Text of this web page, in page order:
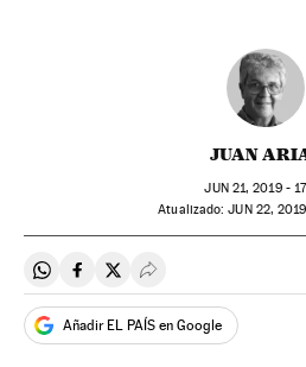
JUAN
JUN21, 2019 -
atualizado: JUN22, 2019
Compartir en Whatsapp
Compartir en Facebook
Compartir en Twitter
Desplegar Redes
Añadir EL PAÍS en Google